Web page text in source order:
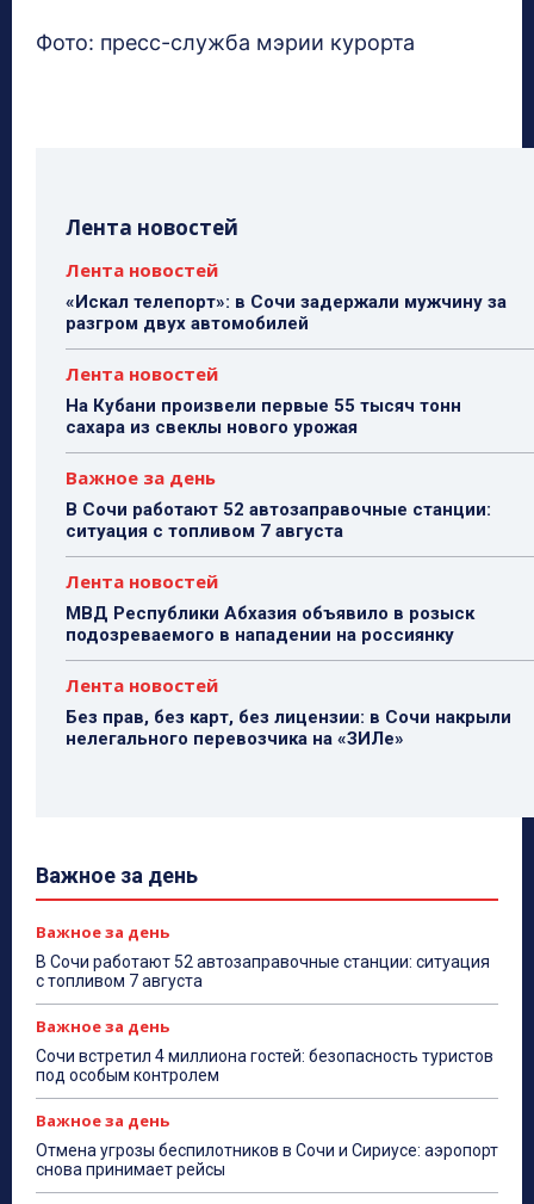
Фото: пресс-служба мэрии курорта
Лента новостей
Лента новостей
«Искал телепорт»: в Сочи задержали мужчину за
разгром двух автомобилей
Лента новостей
На Кубани произвели первые 55 тысяч тонн
сахара из свеклы нового урожая
Важное за день
В Сочи работают 52 автозаправочные станции:
ситуация с топливом 7 августа
Лента новостей
МВД Республики Абхазия объявило в розыск
подозреваемого в нападении на россиянку
Лента новостей
Без прав, без карт, без лицензии: в Сочи накрыли
нелегального перевозчика на «ЗИЛе»
Важное за день
Важное за день
В Сочи работают 52 автозаправочные станции: ситуация
с топливом 7 августа
Важное за день
Сочи встретил 4 миллиона гостей: безопасность туристов
под особым контролем
Важное за день
Отмена угрозы беспилотников в Сочи и Сириусе: аэропорт
снова принимает рейсы